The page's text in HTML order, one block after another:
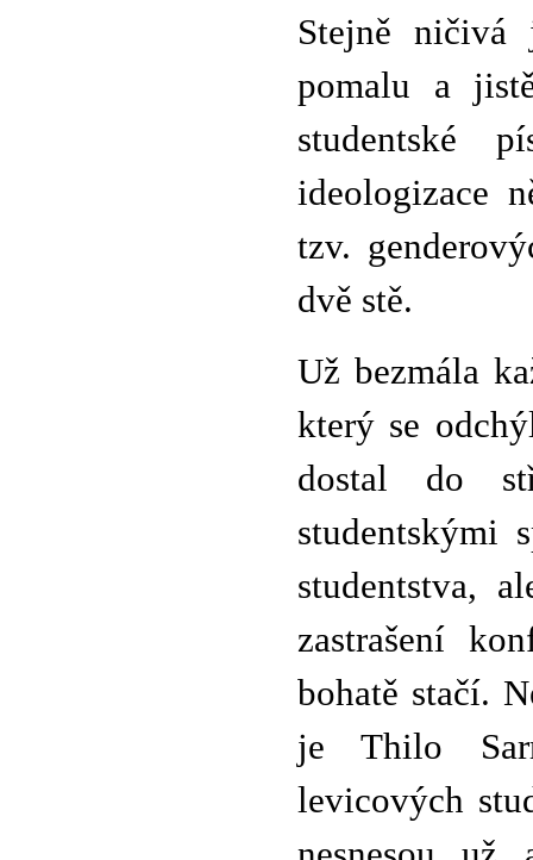
Stejně ničivá
pomalu a
studentské
ideologizace
tzv.
dvě stě.
Už bezmála
který se
dostal do
studentskými
studentstva,
zastrašení
bohatě stačí.
je Thilo
levicových